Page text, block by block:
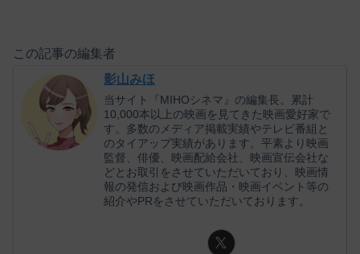
この記事の編集者
影山みほ
当サイト『MIHOシネマ』の編集長。累計
10,000本以上の映画を見てきた映画愛好家で
す。多数のメディア掲載実績やテレビ番組と
のタイアップ実績があります。平素より映画
監督、俳優、映画配給会社、映画宣伝会社な
どとお取引をさせていただいており、映画情
報の発信および映画作品・映画イベント等の
紹介やPRをさせていただいております。